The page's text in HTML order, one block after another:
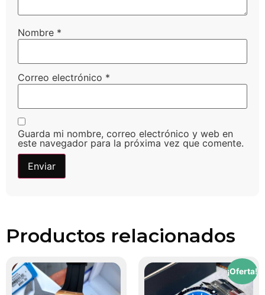
Nombre *
Correo electrónico *
Guarda mi nombre, correo electrónico y web en
este navegador para la próxima vez que comente.
Productos relacionados
¡Oferta!